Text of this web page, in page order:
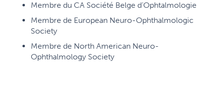
Membre du CA Société Belge d’Ophtalmologie
Membre de European Neuro-Ophthalmologic
Society
Membre de North American Neuro-
Ophthalmology Society